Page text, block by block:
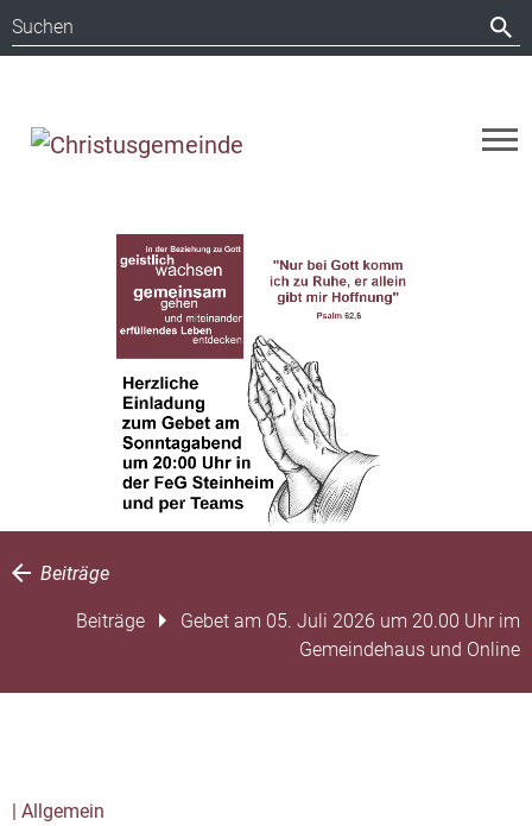
Beiträge
Beiträge
Gebet am 05. Juli 2026 um 20.00 Uhr im
Gemeindehaus und Online
| Allgemein